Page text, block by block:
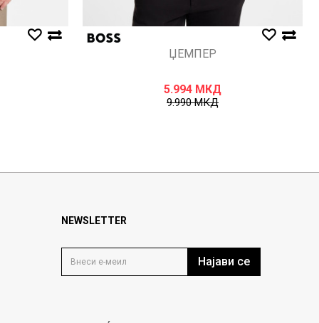
ЏЕМПЕР
5.994 МКД
9.990МКД
NEWSLETTER
Најави се